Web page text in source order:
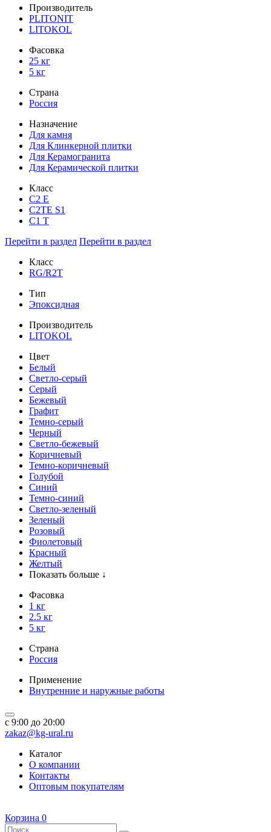
Производитель
PLITONIT
LITOKOL
Фасовка
25 кг
5 кг
Страна
Россия
Назначение
Для камня
Для Клинкерной плитки
Для Керамогранита
Для Керамической плитки
Класс
С2 Е
C2TE S1
C1 T
Перейти в раздел Перейти в раздел
Класс
RG/R2T
Тип
Эпоксидная
Производитель
LITOKOL
Цвет
Белый
Светло-серый
Серый
Бежевый
Графит
Темно-серый
Черный
Светло-бежевый
Коричневый
Темно-коричневый
Голубой
Синий
Темно-синий
Светло-зеленый
Зеленый
Розовый
Фиолетовый
Красный
Желтый
Показать больше ↓
Фасовка
1 кг
2.5 кг
5 кг
Страна
Россия
Применение
Внутренние и наружные работы
c 9:00 до 20:00
zakaz@kg-ural.ru
Каталог
О компании
Контакты
Оптовым покупателям
Корзина 0